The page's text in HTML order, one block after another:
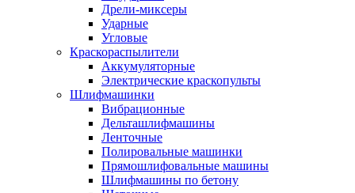
Дрели-миксеры
Ударные
Угловые
Краскораспылители
Аккумуляторные
Электрические краскопульты
Шлифмашинки
Вибрационные
Дельташлифмашины
Ленточные
Полировальные машинки
Прямошлифовальные машины
Шлифмашины по бетону